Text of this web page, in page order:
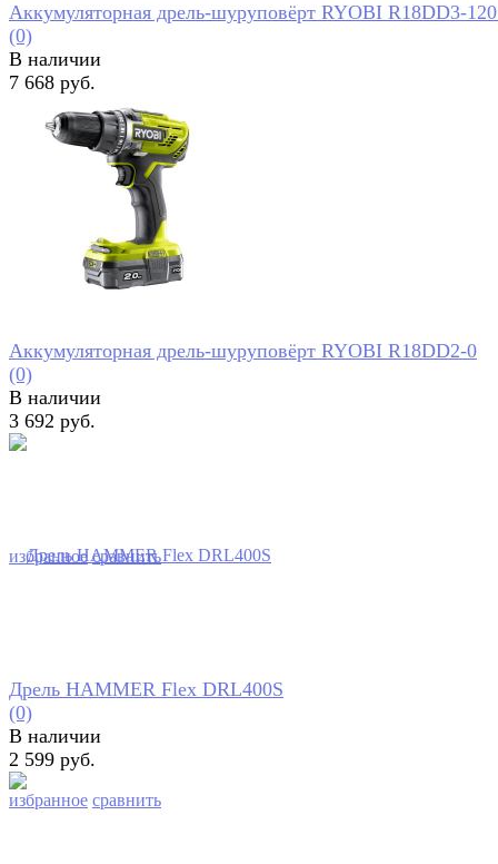
избранное сравнить
Аккумуляторная дрель-шуруповёрт RYOBI R18DD3-
(0)
В наличии
7 668 руб.
избранное сравнить
Аккумуляторная дрель-шуруповёрт RYOBI R18DD2-0
(0)
В наличии
3 692 руб.
избранное сравнить
Дрель HAMMER Flex DRL400S
(0)
В наличии
2 599 руб.